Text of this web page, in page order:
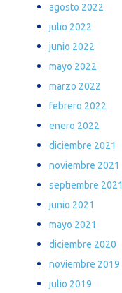
agosto 2022
julio 2022
junio 2022
mayo 2022
marzo 2022
febrero 2022
enero 2022
diciembre 2021
noviembre 2021
septiembre 2021
junio 2021
mayo 2021
diciembre 2020
noviembre 2019
julio 2019